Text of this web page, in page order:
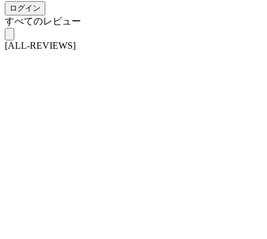
ログイン
すべてのレビュー
[ALL-REVIEWS]